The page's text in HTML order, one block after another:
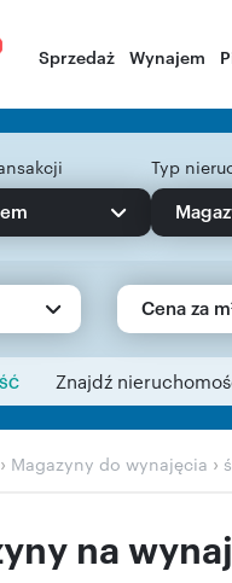
Sprzedaż Wynajem
Typ
Cena za
Znajdź
› Magazyny do wynajęcia ›
na